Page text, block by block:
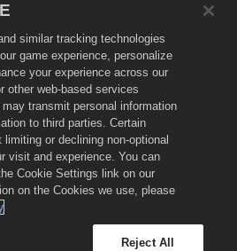
返金ポリシー
ポリシー
ストアサポート
ームサポート
Cookie設定
およびDragon CityのロゴはSocial Point S.L.の
禁止。 Dragon CityストアはZynga, Inc.が運営して
ゲーム内でのみ有効です。 オファーの有無や価格
によって異なります。
similar tracking technologies
game experience, personalize
your experience across our
other web-based services
may transmit personal information
to third parties. Certain
or declining non-optional
visit and experience. You can
Cookie Settings link on our
on the Cookies we use, please
Reject All